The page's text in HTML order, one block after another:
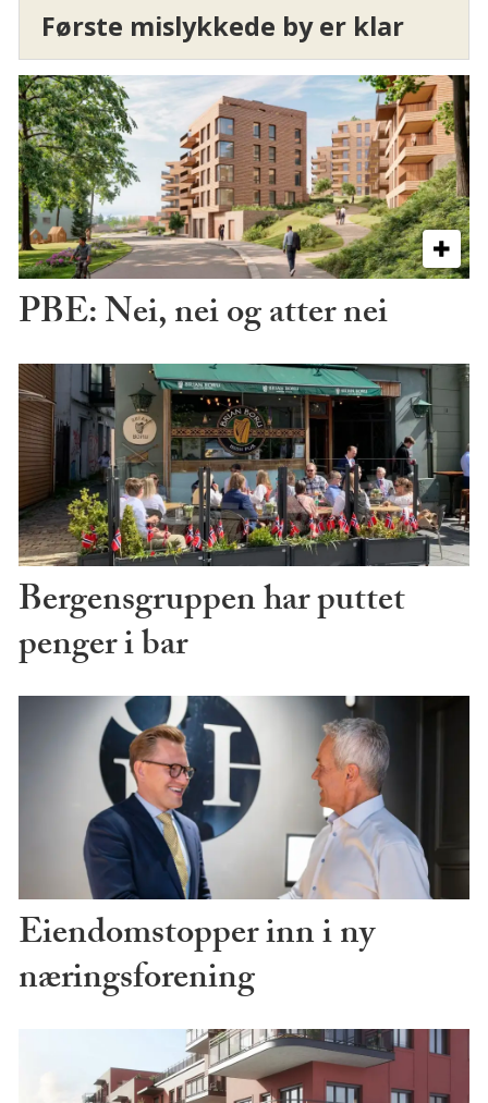
Første mislykkede by er klar
PBE: Nei, nei og atter nei
Bergensgruppen har puttet
penger i bar
Eiendomstopper inn i ny
næringsforening